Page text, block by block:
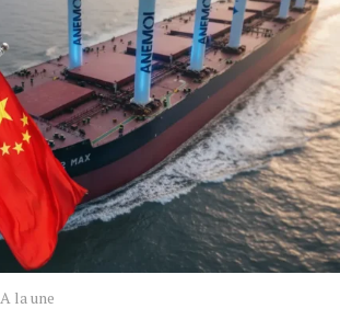
A la une